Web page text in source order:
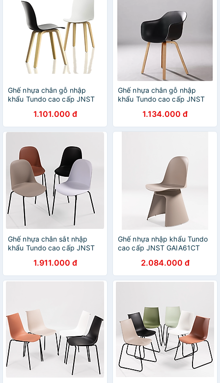
Ghế nhựa chân gỗ nhập
khẩu Tundo cao cấp JNST
45 x 80 cm1.101.000 đ
Ghế nhựa chân gỗ nhập
khẩu Tundo cao cấp JNST
49 x 82 cm1.134.000 đ
Ghế nhựa chân sắt nhập
khẩu Tundo cao cấp JNST
46 x 80 cm1.911.000 đ
Ghế nhựa nhập khẩu Tundo
cao cấp JNST GAIA61CT
2.084.000 đ